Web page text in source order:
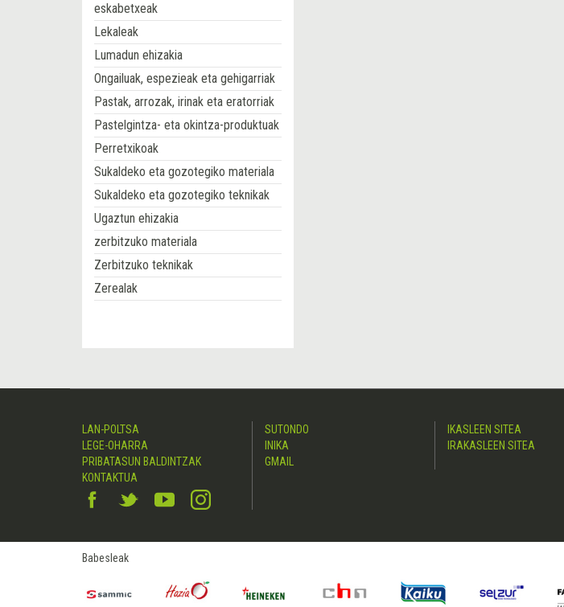
eskabetxeak
Lekaleak
Lumadun ehizakia
Ongailuak, espezieak eta gehigarriak
Pastak, arrozak, irinak eta eratorriak
Pastelgintza- eta okintza-produktuak
Perretxikoak
Sukaldeko eta gozotegiko materiala
Sukaldeko eta gozotegiko teknikak
Ugaztun ehizakia
zerbitzuko materiala
Zerbitzuko teknikak
Zerealak
LAN-POLTSA
LEGE-OHARRA
PRIBATASUN BALDINTZAK
KONTAKTUA
SUTONDO
INIKA
GMAIL
IKASLEEN SITEA
IRAKASLEEN SITEA
Babesleak